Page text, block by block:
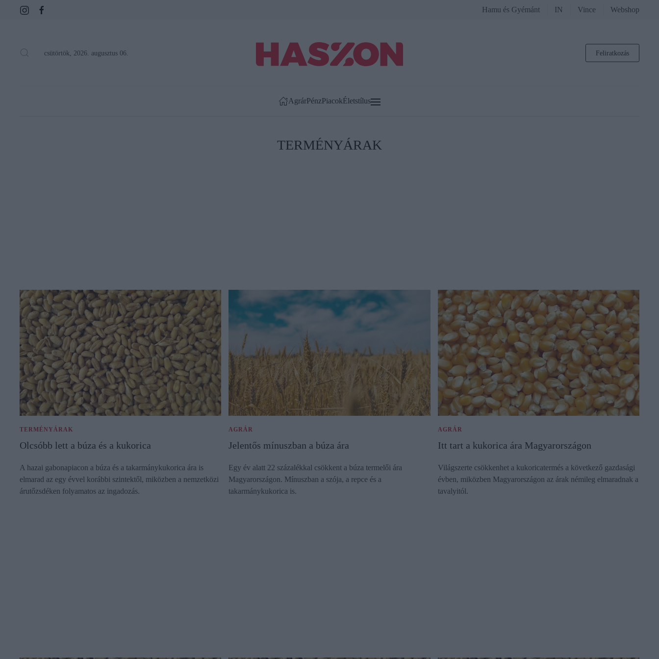
Hamu és Gyémánt IN Vince Webshop
csütörtök, 2026. augusztus 06. Feliratkozás
AgrárPénzPiacokÉletstílus
TERMÉNYÁRAK
TERMÉNYÁRAK
Olcsóbb lett a búza és a kukorica
A hazai gabonapiacon a búza és a takarmánykukorica ára is
elmarad az egy évvel korábbi szintektől, miközben a nemzetközi
árutőzsdéken folyamatos az ingadozás.
AGRÁR
Jelentős mínuszban a búza ára
Egy év alatt 22 százalékkal csökkent a búza termelői ára
Magyarországon. Mínuszban a szója, a repce és a
takarmánykukorica is.
AGRÁR
Itt tart a kukorica ára Magyarországon
Világszerte csökkenhet a kukoricatermés a következő gazdasági
évben, miközben Magyarországon az árak némileg elmaradnak a
tavalyitól.